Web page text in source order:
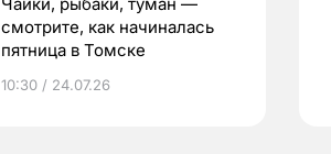
смотрите, как начиналась
пятница в Томске
10:30 / 24.07.26